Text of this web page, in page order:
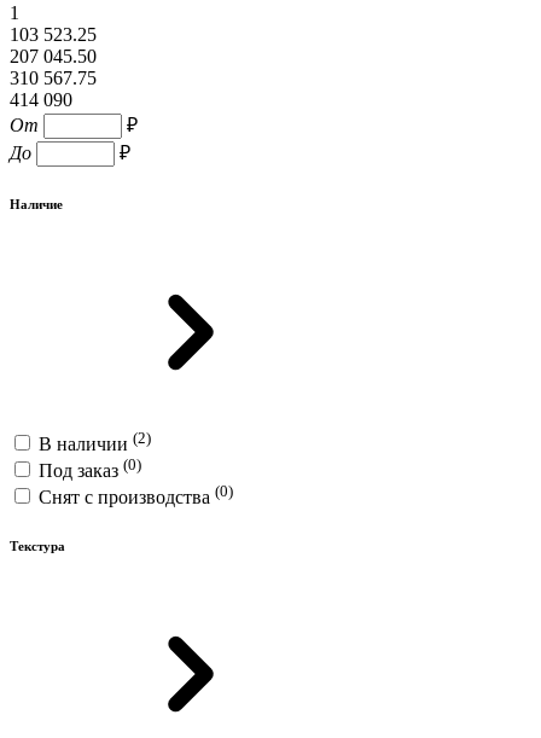
1
103 523.25
207 045.50
310 567.75
414 090
От
₽
До
₽
Наличие
В наличии (2)
Под заказ (0)
Снят с производства (0)
Текстура